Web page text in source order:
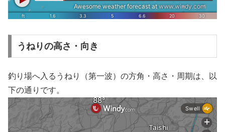
うねりの高さ・向き
釣り場へ入るうねり（第一波）の方角・高さ・周期は、以
下の通りです。